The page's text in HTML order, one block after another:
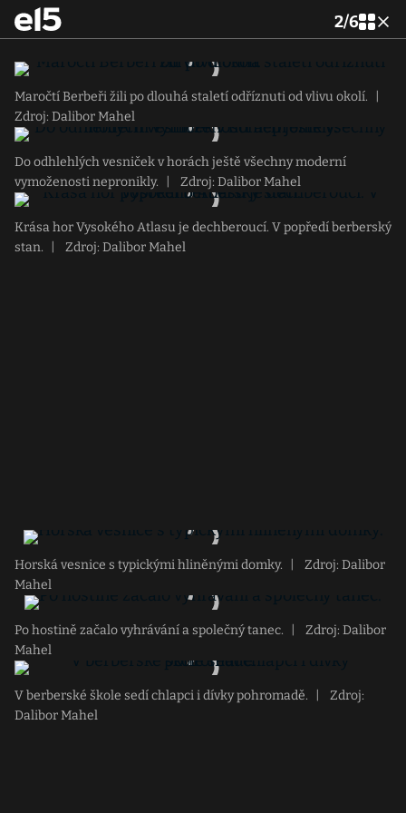
2/6
Maročtí Berbeři žili po dlouhá staletí odříznuti od vlivu okolí.
Zdroj: Dalibor Mahel
Do odhlehlých vesniček v horách ještě všechny moderní
vymoženosti nepronikly.
Zdroj: Dalibor Mahel
Krása hor Vysokého Atlasu je dechberoucí. V popředí berberský
stan.
Zdroj: Dalibor Mahel
Horská vesnice s typickými hliněnými domky.
Zdroj: Dalibor
Mahel
Po hostině začalo vyhrávání a společný tanec.
Zdroj: Dalibor
Mahel
V berberské škole sedí chlapci i dívky pohromadě.
Zdroj:
Dalibor Mahel